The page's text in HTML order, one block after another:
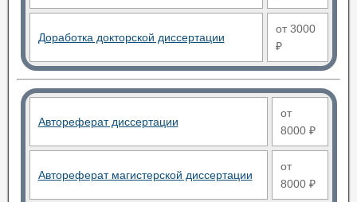
Доработка докторской диссертации
от 3000
₽
Автореферат диссертации
от
8000 ₽
Автореферат магистерской диссертации
от
8000 ₽